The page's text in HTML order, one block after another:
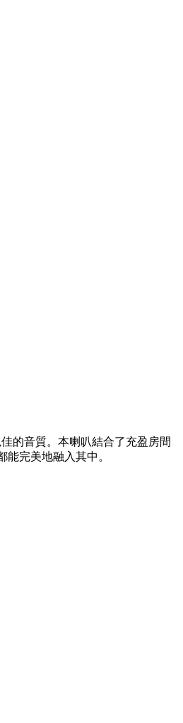
的音質。本喇叭結合了充盈房間
完美地融入其中。